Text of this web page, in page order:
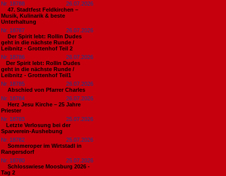
Nr. 18788
26.07.2026
47. Stadtfest Feldkirchen –
Musik, Kulinarik & beste
Unterhaltung
Nr. 18787
26.07.2026
Der Spirit lebt: Rollin Dudes
geht in die nächste Runde /
Leibnitz - Grottenhof Teil 2
Nr. 18786
26.07.2026
​Der Spirit lebt: Rollin Dudes
geht in die nächste Runde /
Leibnitz - Grottenhof Teil1
Nr. 18785
26.07.2026
Abschied von Pfarrer Charles
Nr. 18784
26.07.2026
Herz Jesu Kirche – 25 Jahre
Priester
Nr. 18783
25.07.2026
​Letzte Verlosung bei der
Sparverein-Aushebung
Nr. 18782
25.07.2026
Sommeroper im Wirtstadl in
Rangersdorf
Nr. 18780
25.07.2026
Schlosswiese Moosburg 2026 -
Tag 2